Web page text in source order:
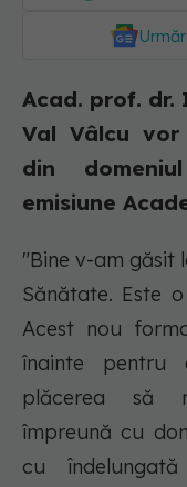
Acad. prof. dr.
Val Vâlcu
din
emisiune
"Bine v-am găsit
Sănătate. Este
Acest nou
înainte pentru
plăcerea să
împreună cu
cu